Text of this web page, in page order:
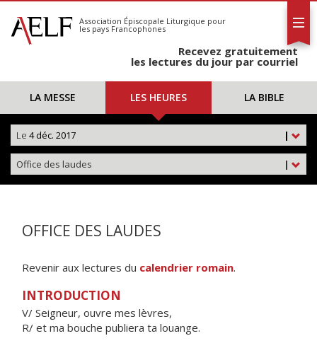
S'abonner
Calendrier
Association Épiscopale Liturgique pour
les pays Francophones
Recevez gratuitement
les lectures du jour par courriel
LA MESSE LES HEURES LA BIBLE
|
Le 4 déc. 2017
|
Office des laudes
OFFICE DES LAUDES
Revenir aux lectures du calendrier romain.
INTRODUCTION
V/ Seigneur, ouvre mes lèvres,
R/ et ma bouche publiera ta louange.